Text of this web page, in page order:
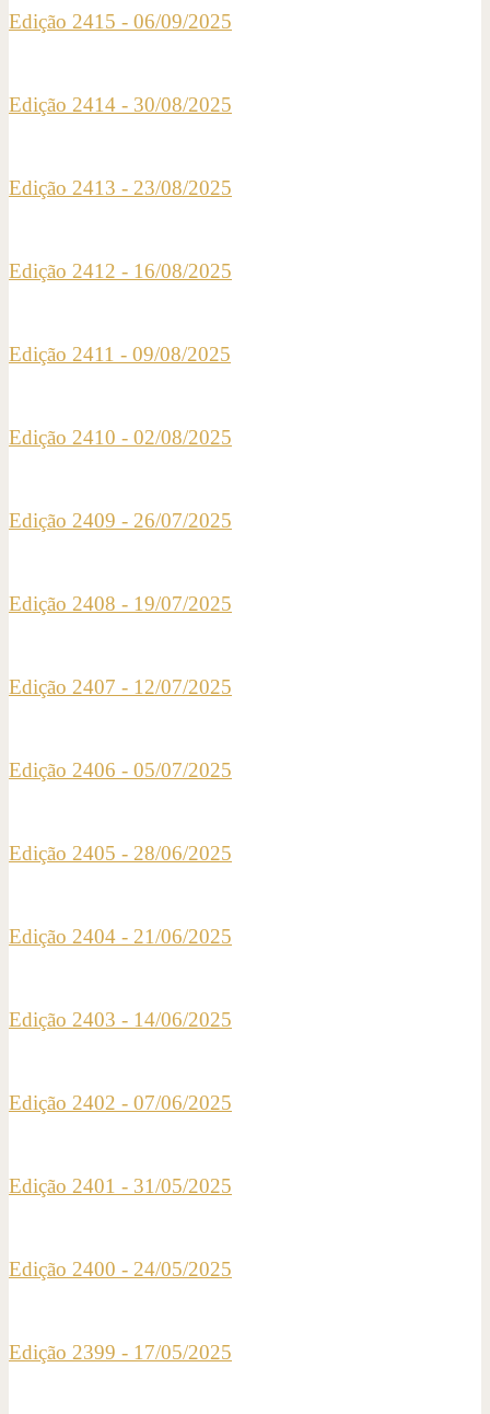
Edição 2415 - 06/09/2025
Edição 2414 - 30/08/2025
Edição 2413 - 23/08/2025
Edição 2412 - 16/08/2025
Edição 2411 - 09/08/2025
Edição 2410 - 02/08/2025
Edição 2409 - 26/07/2025
Edição 2408 - 19/07/2025
Edição 2407 - 12/07/2025
Edição 2406 - 05/07/2025
Edição 2405 - 28/06/2025
Edição 2404 - 21/06/2025
Edição 2403 - 14/06/2025
Edição 2402 - 07/06/2025
Edição 2401 - 31/05/2025
Edição 2400 - 24/05/2025
Edição 2399 - 17/05/2025